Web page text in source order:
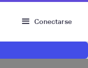
Conectarse